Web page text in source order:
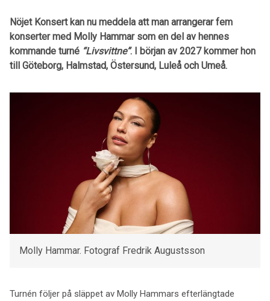
Nöjet Konsert kan nu meddela att man arrangerar fem
konserter med Molly Hammarsom en del av hennes
kommande turné “Livsvittne”. I början av 2027 kommer hon
till Göteborg, Halmstad, Östersund, Luleå och Umeå.
Molly Hammar. Fotograf Fredrik Augustsson
Turnén följer på släppet av Molly Hammars efterlängtade